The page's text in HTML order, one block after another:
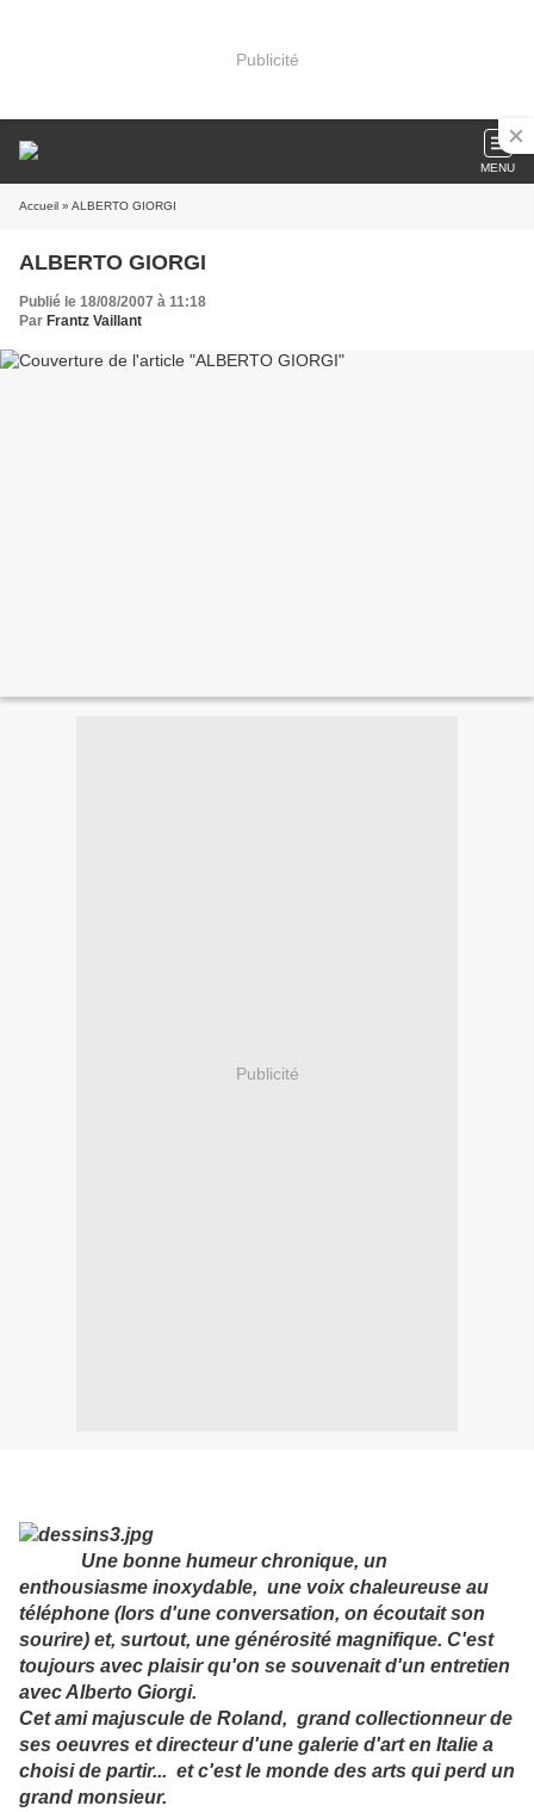
Publicité
MENU
Accueil » ALBERTO GIORGI
ALBERTO GIORGI
Publié le 18/08/2007 à 11:18
Par Frantz Vaillant
Publicité
Une bonne humeur chronique, un
enthousiasme inoxydable, une voix chaleureuse au
téléphone (lors d'une conversation, on écoutait son
sourire) et, surtout, une générosité magnifique. C'est
toujours avec plaisir qu'on se souvenait d'un entretien
avec Alberto Giorgi.
Cet ami majuscule de Roland, grand collectionneur de
ses oeuvres et directeur d'une galerie d'art en Italie a
choisi de partir... et c'est le monde des arts qui perd un
grand monsieur.